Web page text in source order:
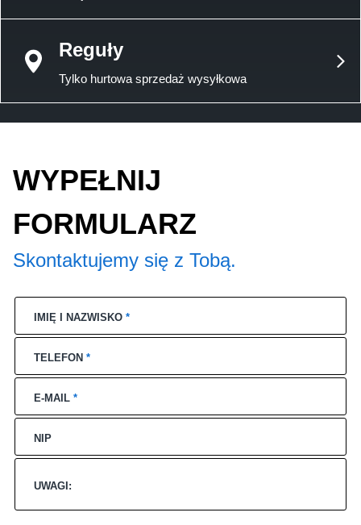
Reguły
Tylko hurtowa sprzedaż wysyłkowa
WYPEŁNIJ
FORMULARZ
Skontaktujemy się z Tobą.
IMIĘ I NAZWISKO *
TELEFON *
E-MAIL *
NIP
UWAGI: